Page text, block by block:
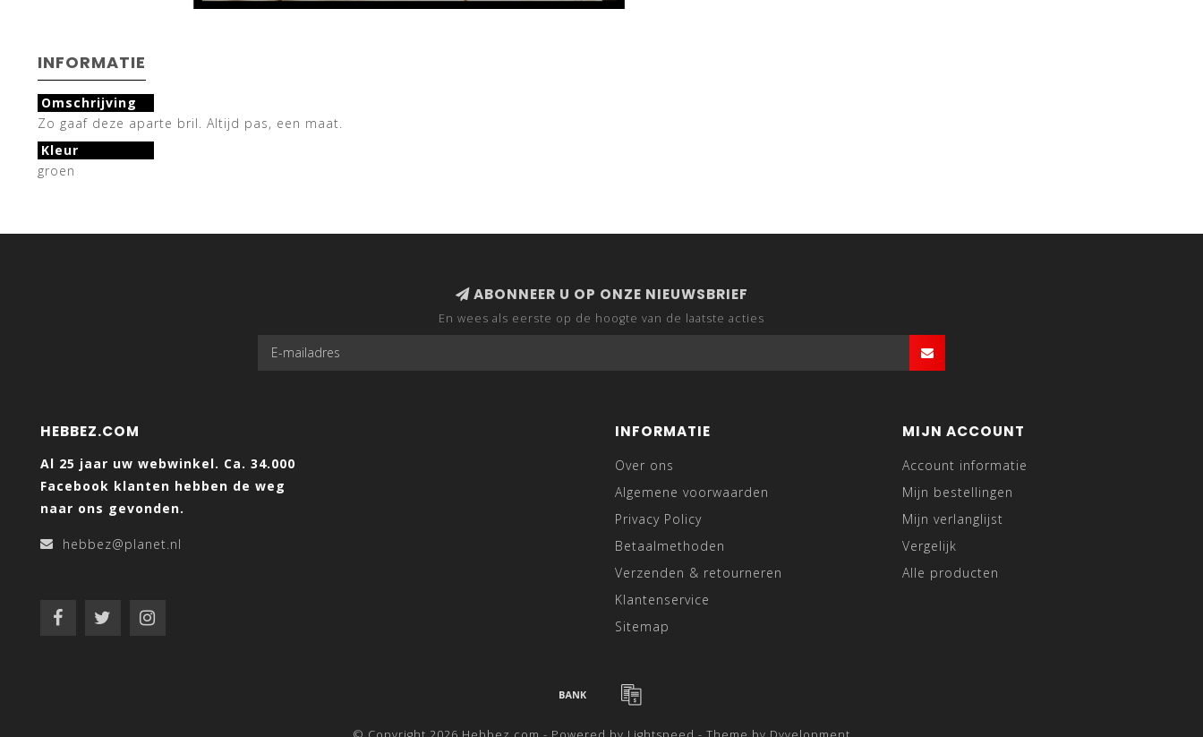
INFORMATIE
Omschrijving
Zo gaaf deze aparte bril. Altijd pas, een maat.
Kleur
groen
ABONNEER U OP ONZE NIEUWSBRIEF
En wees als eerste op de hoogte van de laatste acties
HEBBEZ.COM
Al 25 jaar uw webwinkel. Ca. 34.000
Facebook klanten hebben de weg
naar ons gevonden.
hebbez@planet.nl
INFORMATIE
Over ons
Algemene voorwaarden
Privacy Policy
Betaalmethoden
Verzenden & retourneren
Klantenservice
Sitemap
MIJN ACCOUNT
Account informatie
Mijn bestellingen
Mijn verlanglijst
Vergelijk
Alle producten